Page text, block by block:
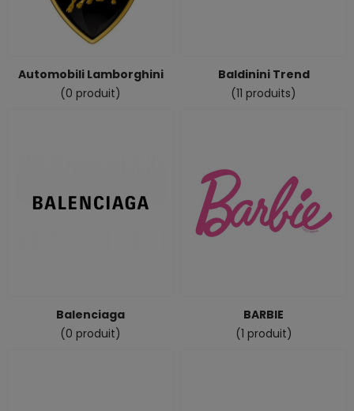
Automobili Lamborghini
(0 produit)
Baldinini Trend
(11 produits)
Balenciaga
(0 produit)
BARBIE
(1 produit)